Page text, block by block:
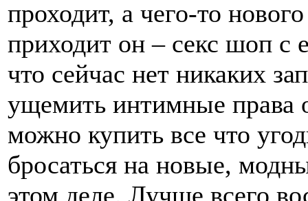
проходит, а чего-то
приходит он – секс шоп с
что сейчас нет никаких
ущемить интимные права
можно купить все что
бросаться на новые,
этом деле. Лучше всего